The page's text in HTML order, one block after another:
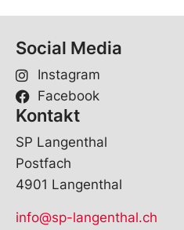
Social Media
Instagram
Facebook
Kontakt
SP Langenthal
Postfach
4901 Langenthal
info@sp-langenthal.ch